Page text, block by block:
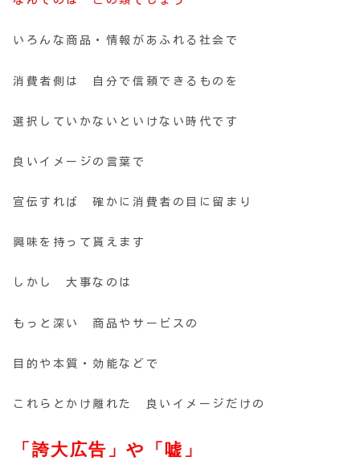
いろんな商品・情報があふれる社会で
消費者側は 自分で信頼できるものを
選択していかないといけない時代です
良いイメージの言葉で
宣伝すれば 確かに消費者の目に留まり
興味を持って貰えます
しかし 大事なのは
もっと深い 商品やサービスの
目的や本質・効能などで
これらとかけ離れた 良いイメージだけの
「誇大広告」や「嘘」